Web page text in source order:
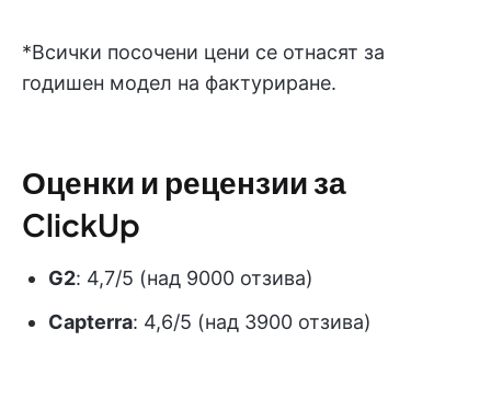
*Всички посочени цени се отнасят за
годишен модел на фактуриране.
Оценки и рецензии за
ClickUp
G2: 4,7/5 (над 9000 отзива)
Capterra: 4,6/5 (над 3900 отзива)